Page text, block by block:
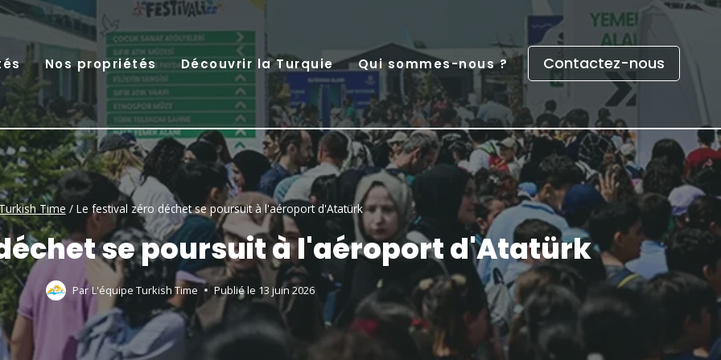
Nos propriétés Découvrir la Turquie Qui sommes-nous ? Contactez-nous
Time / Le festival zéro déchet se poursuit à l'aéroport d'Atatürk
se poursuit à l'aéroport d'Atatürk
ParL'équipe Turkish Time Publié le 13 juin 2026